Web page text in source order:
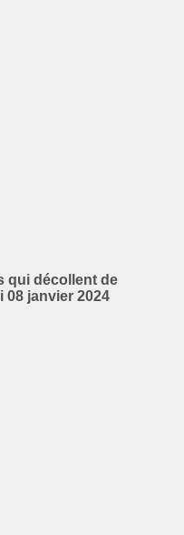
qui décollent de
08 janvier 2024